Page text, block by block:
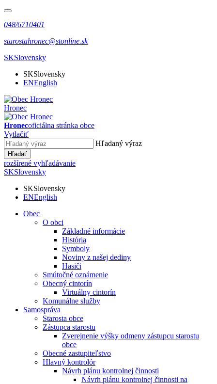
048/6710401
starostahronec@stonline.sk
SKSlovensky
SKSlovensky
ENEnglish
Hronec
Hronecoficiálna stránka obce
Vytlačiť
Hľadaný výraz
Hľadať
rozšírené vyhľadávanie
SKSlovensky
SKSlovensky
ENEnglish
Obec
O obci
Základné informácie
História
Symboly
Noviny z našej dediny
Hasiči
Smútočné oznámenie
Obecný cintorín
Virtuálny cintorín
Komunálne služby
Samospráva
Starosta obce
Zástupca starostu
Zverejnenie výšky odmeny zástupcu starostu
obce
Obecné zastupiteľstvo
Hlavný kontrolór
Návrh plánu kontrolnej činnosti
Návrh plánu kontrolnej činnosti na